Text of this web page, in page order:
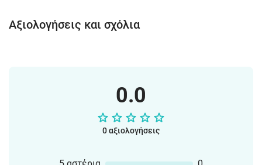
Αξιολογήσεις και σχόλια
0.0
0 αξιολογήσεις